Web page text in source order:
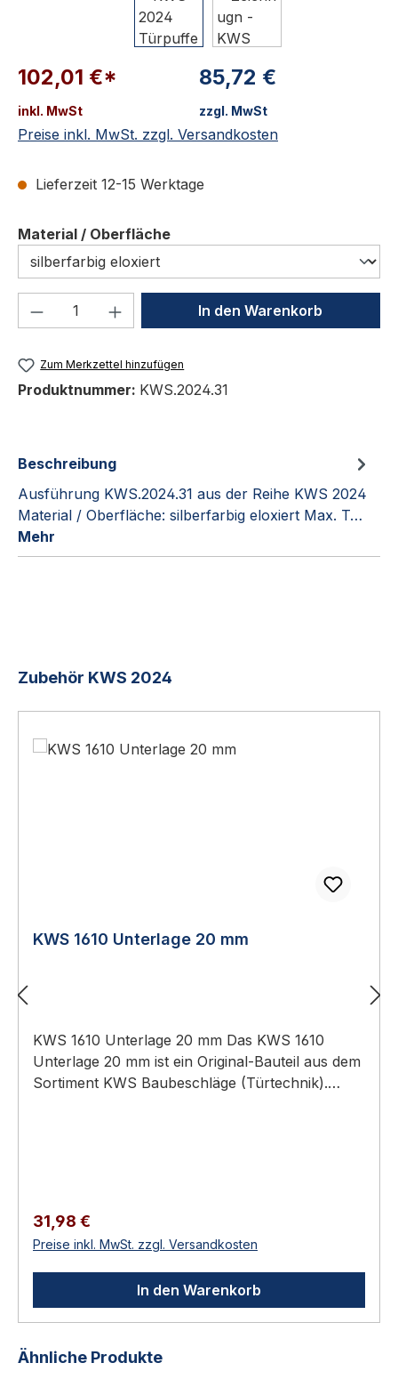
102,01 €*
inkl. MwSt
85,72 €
zzgl. MwSt
Preise inkl. MwSt. zzgl. Versandkosten
Lieferzeit 12-15 Werktage
Material / Oberflächeauswählen
Produkt Anzahl: Gib denIn den Warenkorb
Zum Merkzettel hinzufügen
Produktnummer: KWS.2024.31
Beschreibung
Ausführung KWS.2024.31 aus der Reihe KWS 2024
Material / Oberfläche: silberfarbig eloxiert Max. T…
Mehr
Produktgalerie überspringen
Zubehör KWS 2024
KWS 1610 Unterlage 20 mm
KWS 1610 Unterlage 20 mm Das KWS 1610
Unterlage 20 mm ist ein Original-Bauteil aus dem
Sortiment KWS Baubeschläge (Türtechnik).
KWS 1610 Unterlage 20 mm Zubehörteile aus
dem KWS-Programm: Unterlagen zur
Höhenanpassung, Pufferkappen, Ersatzpuffer,
Steindollen, Rollenkloben und weitere
Verbrauchs- und Ergänzungsartikel für KWS-
Beschläge. Technische Daten MaterialAluminium
VerwendungAnpassung oder Ersatz für KWS-
Regulärer Preis:
31,98 €
Preise inkl. MwSt. zzgl. Versandkosten
In den Warenkorb
Produktgalerie überspringen
Ähnliche Produkte